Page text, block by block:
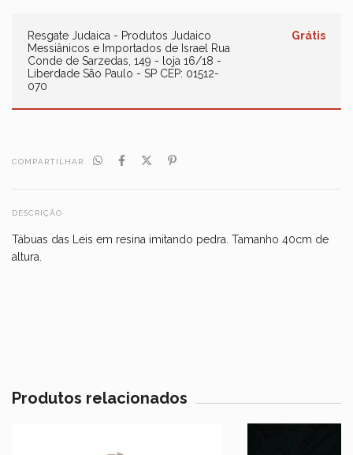
Resgate Judaica - Produtos Judaico
Messiânicos e Importados de Israel
Rua
Conde de Sarzedas, 149 - loja 16/18 -
Liberdade São Paulo - SP CEP: 01512-
070
Grátis
COMPARTILHAR
DESCRIÇÃO
Tábuas das Leis em resina imitando pedra. Tamanho 40cm de
altura.
Produtos relacionados